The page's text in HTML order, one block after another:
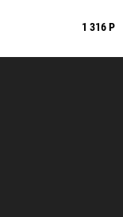
1 316 Р